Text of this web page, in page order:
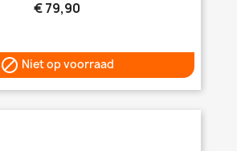
€ 79,90
 Niet op voorraad